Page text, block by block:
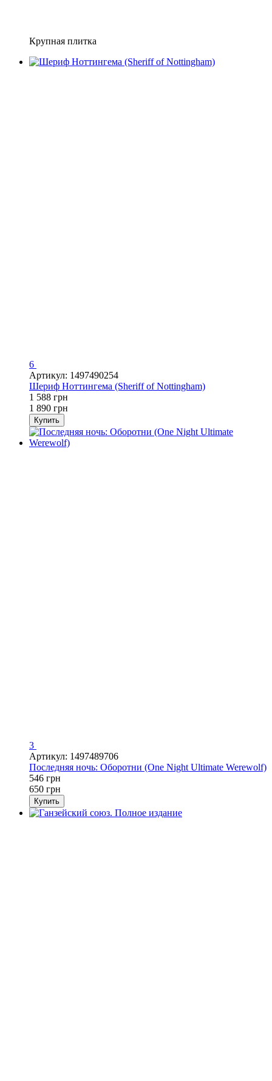
Крупная плитка
6
Артикул: 1497490254
Шериф Ноттингема (Sheriff of Nottingham)
1 588 грн
1 890 грн
Купить
3
Артикул: 1497489706
Последняя ночь: Оборотни (One Night Ultimate Werewolf)
546 грн
650 грн
Купить